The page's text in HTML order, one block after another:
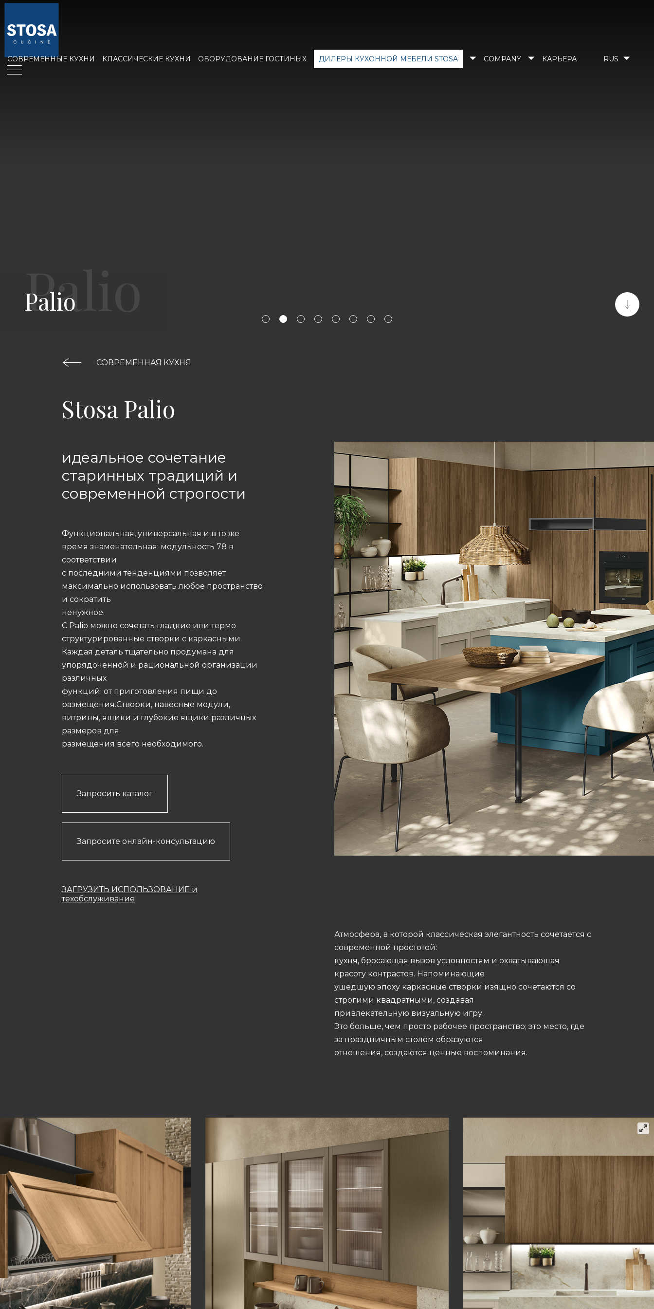
СОВРЕМЕННЫЕ КУХНИ КЛАССИЧЕСКИЕ КУХНИ ОБОРУДОВАНИЕ ГОСТИНЫХ ДИЛЕРЫ КУХОННОЙ МЕБЕЛИ STOSA COMPANY КАРЬЕРА RUS
Palio
СОВРЕМЕННАЯ КУХНЯ
Stosa Palio
идеальное сочетание
старинных традиций и
современной строгости
Функциональная, универсальная и в то же
время знаменательная: модульность 78 в
соответствии
с последними тенденциями позволяет
максимально использовать любое пространство
и сократить
ненужное.
С Palio можно сочетать гладкие или термо
структурированные створки с каркасными.
Каждая деталь тщательно продумана для
упорядоченной и рациональной организации
различных
функций: от приготовления пищи до
размещения.Створки, навесные модули,
витрины, ящики и глубокие ящики различных
размеров для
размещения всего необходимого.
Запросить каталог
Запросите онлайн-консультацию
ЗАГРУЗИТЬ ИСПОЛЬЗОВАНИЕ и
техобслуживание
Атмосфера, в которой классическая элегантность сочетается с
современной простотой:
кухня, бросающая вызов условностям и охватывающая
красоту контрастов. Напоминающие
ушедшую эпоху каркасные створки изящно сочетаются со
строгими квадратными, создавая
привлекательную визуальную игру.
Это больше, чем просто рабочее пространство; это место, где
за праздничным столом образуются
отношения, создаются ценные воспоминания.